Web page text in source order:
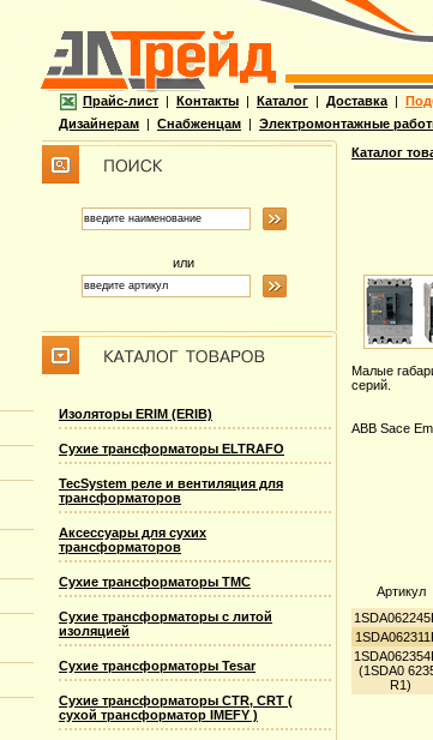
Прайс-лист | Контакты | Каталог | Доставка |
Дизайнерам | Снабженцам | Электромонтажные
или
Изоляторы ERIM (ERIB)
Сухие трансформаторы ELTRAFO
TecSystem реле и вентиляция для
трансформаторов
Аксессуары для сухих
трансформаторов
Сухие трансформаторы TMC
Сухие трансформаторы с литой
изоляцией
Сухие трансформаторы Tesar
Сухие трансформаторы CTR, CRT (
сухой трансформатор IMEFY )
Каталог
Малые
серий.
ABB Sace
Артикул
(1SDA0
R1)